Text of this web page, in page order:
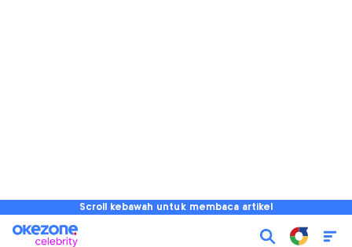
Scroll kebawah untuk membaca artikel